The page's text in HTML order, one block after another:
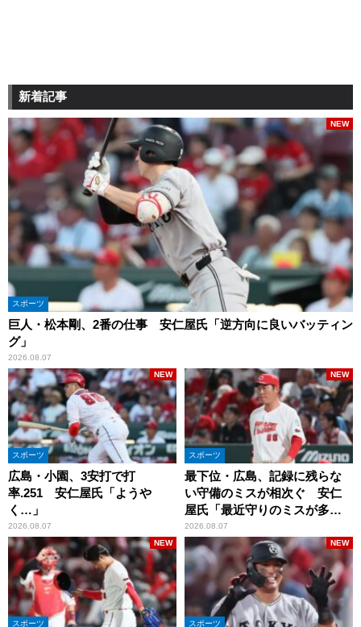
新着記事
スポーツ
巨人・松本剛、2番の仕事 安仁屋氏「逆方向に良いバッティン
グ」
2026.08.07
NEW
スポーツ
広島・小園、3安打で打
率.251 安仁屋氏「ようや
く…」
2026.08.07
NEW
スポーツ
最下位・広島、記録に残らな
い守備のミスが相次ぐ 安仁
屋氏「最近守りのミスが多
い」
2026.08.07
NEW
スポーツ
NEW
スポーツ
NEW